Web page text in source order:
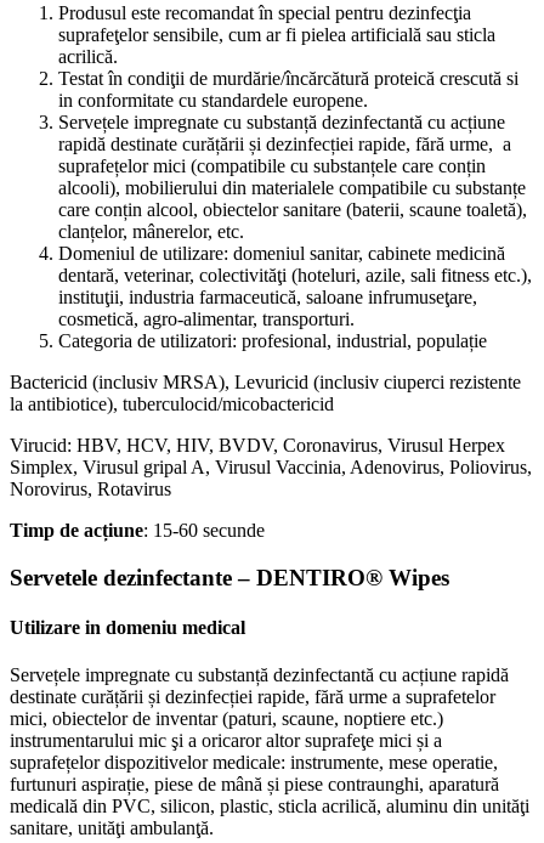
Produsul este recomandat în special pentru dezinfecţia
suprafeţelor sensibile, cum ar fi pielea artificială sau sticla
acrilică.
Testat în condiţii de murdărie/încărcătură proteică crescută si
in conformitate cu standardele europene.
Servețele impregnate cu substanță dezinfectantă cu acțiune
rapidă destinate curățării și dezinfecției rapide, fără urme, a
suprafețelor mici (compatibile cu substanțele care conțin
alcooli), mobilierului din materialele compatibile cu substanțe
care conțin alcool, obiectelor sanitare (baterii, scaune toaletă),
clanțelor, mânerelor, etc.
Domeniul de utilizare: domeniul sanitar, cabinete medicină
dentară, veterinar, colectivităţi (hoteluri, azile, sali fitness etc.),
instituţii, industria farmaceutică, saloane infrumuseţare,
cosmetică, agro-alimentar, transporturi.
Categoria de utilizatori: profesional, industrial, populație
Bactericid (inclusiv MRSA), Levuricid (inclusiv ciuperci rezistente
la antibiotice), tuberculocid/micobactericid
Virucid: HBV, HCV, HIV, BVDV, Coronavirus, Virusul Herpex
Simplex, Virusul gripal A, Virusul Vaccinia, Adenovirus, Poliovirus,
Norovirus, Rotavirus
Timp de acțiune: 15-60 secunde
Servetele dezinfectante – DENTIRO® Wipes
Utilizare in domeniu medical
Servețele impregnate cu substanță dezinfectantă cu acțiune rapidă
destinate curățării și dezinfecției rapide, fără urme a suprafetelor
mici, obiectelor de inventar (paturi, scaune, noptiere etc.)
instrumentarului mic şi a oricaror altor suprafeţe mici și a
suprafețelor dispozitivelor medicale: instrumente, mese operatie,
furtunuri aspirație, piese de mână și piese contraunghi, aparatură
medicală din PVC, silicon, plastic, sticla acrilică, aluminu din unităţi
sanitare, unităţi ambulanţă.